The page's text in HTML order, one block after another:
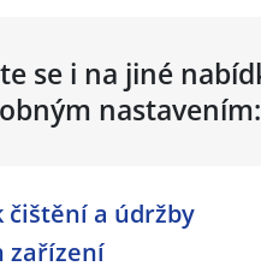
se i na jiné
nastavením:
čištění a údržby
zařízení